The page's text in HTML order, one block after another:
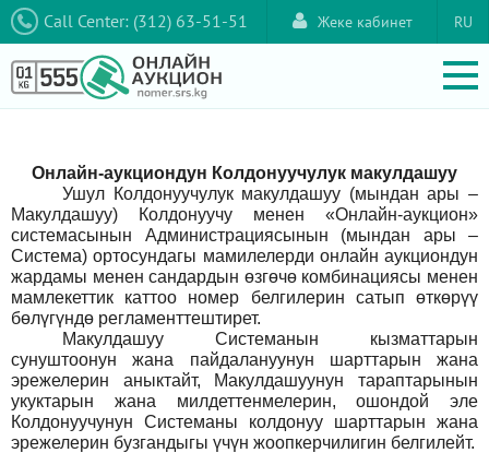
Call Center: (312) 63-51-51 RU
Жеке кабинет
Онлайн-аукциондун Колдонуучулук макулдашуу
Ушул Колдонуучулук макулдашуу (мындан ары –
Макулдашуу) Колдонуучу менен «Онлайн-аукцион»
системасынын Администрациясынын (мындан ары –
Система) ортосундагы мамилелерди онлайн аукциондун
жардамы менен сандардын өзгөчө комбинациясы менен
мамлекеттик каттоо номер белгилерин сатып өткөрүү
бөлүгүндө регламенттештирет.
Макулдашуу Системанын кызматтарын
сунуштоонун жана пайдалануунун шарттарын жана
эрежелерин аныктайт, Макулдашуунун тараптарынын
укуктарын жана милдеттенмелерин, ошондой эле
Колдонуучунун Системаны колдонуу шарттарын жана
эрежелерин бузгандыгы үчүн жоопкерчилигин белгилейт.